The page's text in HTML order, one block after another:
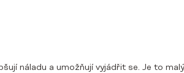
náladu a umožňují vyjádřit se. Je to